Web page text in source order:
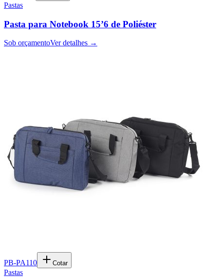
Pastas
Pasta para Notebook 15’6 de Poliéster
Sob orçamentoVer detalhes →
PB-PA110 Cotar
Pastas